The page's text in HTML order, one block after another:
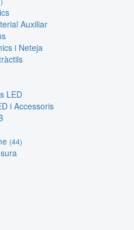
Auxiliar
i Neteja
LED
i Accessoris
(44)